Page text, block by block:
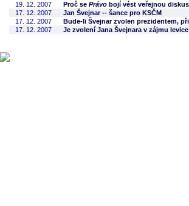
19. 12. 2007
Proč se Právo bojí vést veřejnou
17. 12. 2007
Jan Švejnar -- šance pro KSČM
17. 12. 2007
Bude-li Švejnar zvolen prezidentem,
17. 12. 2007
Je zvolení Jana Švejnara v zájmu